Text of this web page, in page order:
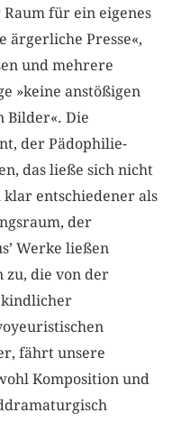
Raum für ein eigenes
ärgerliche Presse«,
und mehrere
»keine anstößigen
Bilder«. Die
der Pädophilie-
das ließe sich nicht
klar entschiedener als
der
Werke ließen
zu, die von der
kindlicher
fährt unsere
Komposition und